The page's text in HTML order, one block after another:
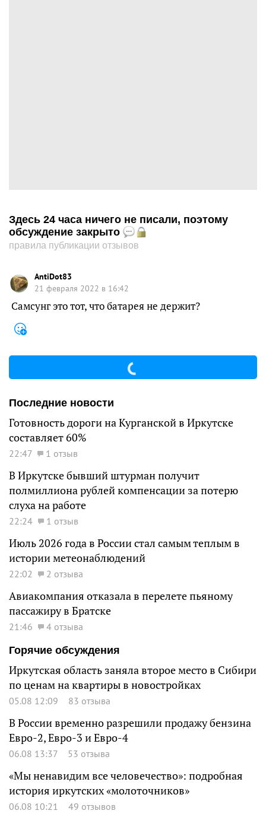
Здесь 24 часа ничего не писали, поэтому
обсуждение закрыто
правила публикации отзывов
AntiDot83
21 февраля 2022 в 16:42
Самсунг это тот, что батарея не держит?
Последние новости
Готовность дороги на Курганской в Иркутске
составляет 60%
22:47 1 отзыв
В Иркутске бывший штурман получит
полмиллиона рублей компенсации за потерю
слуха на работе
22:24 1 отзыв
Июль 2026 года в России стал самым теплым в
истории метеонаблюдений
22:02 2 отзыва
Авиакомпания отказала в перелете пьяному
пассажиру в Братске
21:46
4 отзыва
Горячие обсуждения
Иркутская область заняла второе место в Сибири
по ценам на квартиры в новостройках
05.08 12:09 83 отзыва
В России временно разрешили продажу бензина
Евро-2, Евро-3 и Евро-4
06.08 13:37 53 отзыва
«Мы ненавидим все человечество»: подробная
история иркутских «молоточников»
06.08 10:21 49 отзывов